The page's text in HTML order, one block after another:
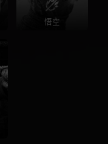
悟空